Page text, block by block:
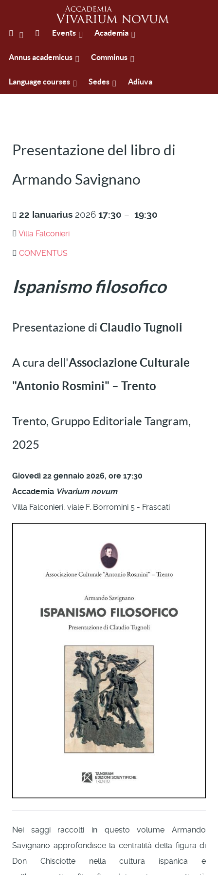
Events Academia
Annus academicus Comminus
Language courses Sedes Adiuva
Presentazione del libro di
Armando Savignano
22 Ianuarius 2026 17:30 – 19:30
Villa Falconieri
CONVENTUS
Ispanismo filosofico
Presentazione di Claudio Tugnoli
A cura dell'Associazione Culturale
"Antonio Rosmini" – Trento
Trento, Gruppo Editoriale Tangram,
2025
Giovedì 22 gennaio 2026, ore 17:30
Accademia Vivarium novum
Villa Falconieri, viale F. Borromini 5 - Frascati
Nei saggi raccolti in questo volume Armando
Savignano approfondisce la centralità della figura di
Don Chisciotte nella cultura ispanica e